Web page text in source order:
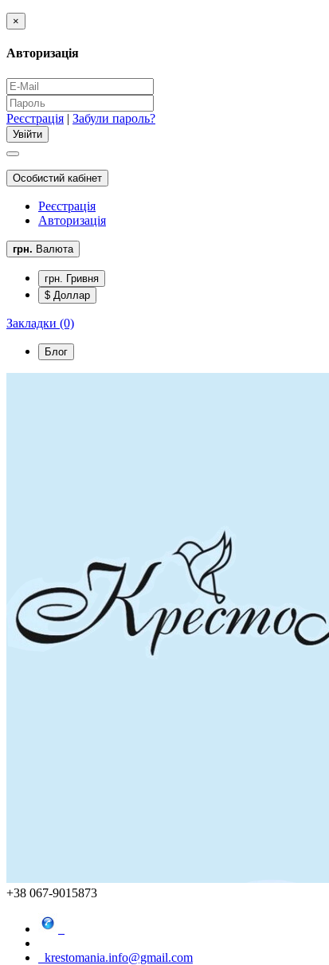
×
Авторизація
Реєстрація | Забули пароль?
Особистий кабінет
Реєстрація
Авторизація
грн. Валюта
грн. Гривня
$ Доллар
Закладки (0)
Блог
+38 067-9015873
krestomania.info@gmail.com